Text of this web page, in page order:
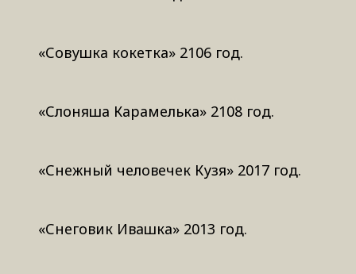
«Совушка кокетка» 2106 год.
«Слоняша Карамелька» 2108 год.
«Снежный человечек Кузя» 2017 год.
«Снеговик Ивашка» 2013 год.